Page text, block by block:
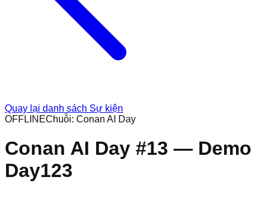
Quay lại danh sách Sự kiện
OFFLINEChuỗi: Conan AI Day
Conan AI Day #13 — Demo
Day123